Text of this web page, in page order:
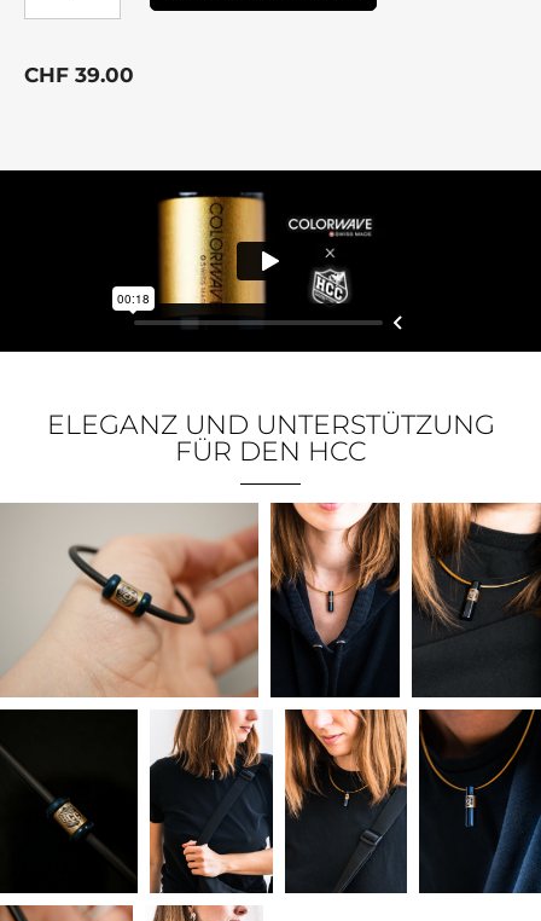
CHF 39.00
ELEGANZ UND UNTERSTÜTZUNG
FÜR DEN HCC